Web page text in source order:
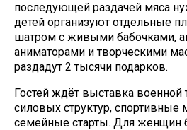
последующей раздачей мяса
детей организуют отдельные
шатром с живыми бабочками,
аниматорами и творческими
раздадут 2 тысячи подарков.
Гостей ждёт выставка военной
силовых структур, спортивные
семейные старты. Для женщин